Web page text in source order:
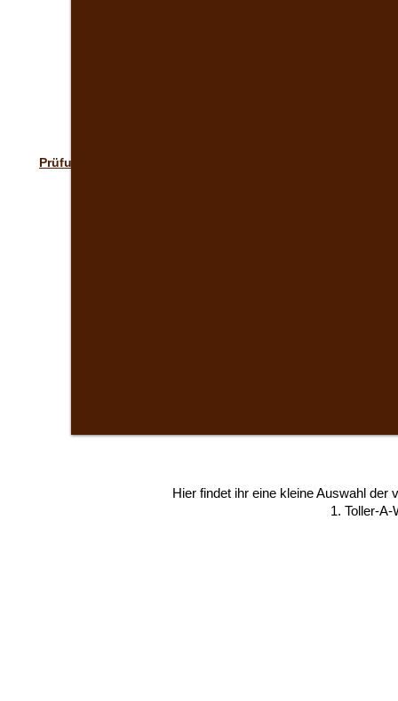
Prüfungen
Hier findet ihr eine kleine Auswahl der
1. Toller-